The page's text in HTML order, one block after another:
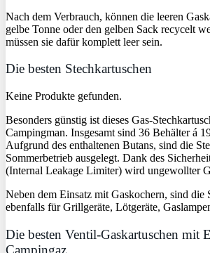
Nach dem Verbrauch, können die leeren
gelbe Tonne oder den gelben Sack recycelt
müssen sie dafür komplett leer sein.
Die besten Stechkartuschen
Keine Produkte gefunden.
Besonders günstig ist dieses Gas-
Campingman. Insgesamt sind 36 Behälter á
Aufgrund des enthaltenen Butans, sind die
Sommerbetrieb ausgelegt. Dank des
(Internal Leakage Limiter) wird ungewollter
Neben dem Einsatz mit Gaskochern, sind die
ebenfalls für Grillgeräte, Lötgeräte,
Die besten Ventil-Gaskartuschen mit
Campingaz